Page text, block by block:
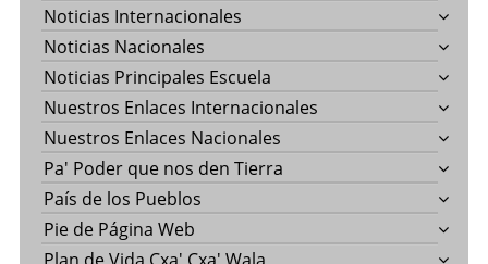
Noticias Internacionales
Noticias Nacionales
Noticias Principales Escuela
Nuestros Enlaces Internacionales
Nuestros Enlaces Nacionales
Pa' Poder que nos den Tierra
País de los Pueblos
Pie de Página Web